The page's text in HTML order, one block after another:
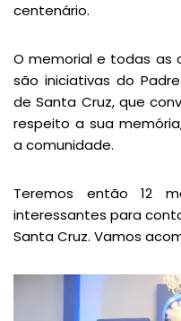
centenário.
O memorial e todas as
são iniciativas do
de Santa Cruz, que
respeito a sua
a comunidade.
Teremos então 12
interessantes para
Santa Cruz. Vamos